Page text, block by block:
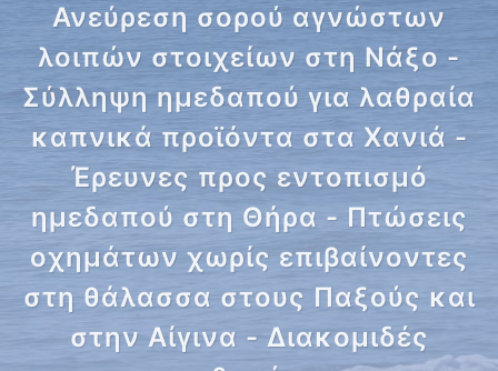
Ανεύρεση σορού αγνώστων
λοιπών στοιχείων στη Νάξο -
Σύλληψη ημεδαπού για λαθραία
καπνικά προϊόντα στα Χανιά -
Έρευνες προς εντοπισμό
ημεδαπού στη Θήρα - Πτώσεις
οχημάτων χωρίς επιβαίνοντες
στη θάλασσα στους Παξούς και
στην Αίγινα - Διακομιδές